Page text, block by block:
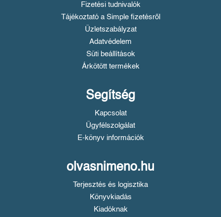
Fizetési tudnivalók
Tájékoztató a Simple fizetésről
Üzletszabályzat
Adatvédelem
Süti beállítások
Árkötött termékek
Segítség
Kapcsolat
Ügyfélszolgálat
E-könyv információk
olvasnimeno.hu
Terjesztés és logisztika
Könyvkiadás
Kiadóknak